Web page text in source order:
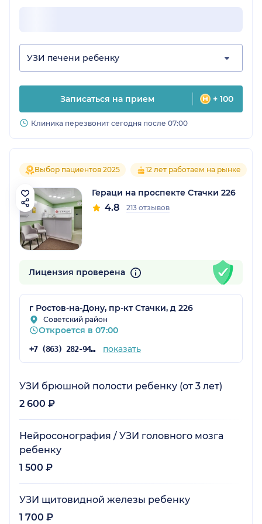
УЗИ печени ребенку
Записаться на прием + 100
Клиника перезвонит сегодня после 07:00
Выбор пациентов 2025 12 лет работаем на рынке
Гераци на проспекте Стачки 226
4.8 213 отзывов
Лицензия проверена
г Ростов-на-Дону, пр-кт Стачки, д 226
Советский район
Откроется в 07:00
+7 (863) 282-94-43 показать
УЗИ брюшной полости ребенку (от 3 лет)
2 600 ₽
Нейросонография / УЗИ головного мозга
ребенку
1 500 ₽
УЗИ щитовидной железы ребенку
1 700 ₽